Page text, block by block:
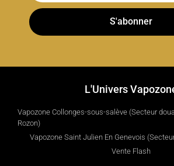
S'abonner
L'Univers
Vapozone Collonges-sous-salève (Secteur
Rozon)
Vapozone Saint Julien En Genevois
Vente Flash